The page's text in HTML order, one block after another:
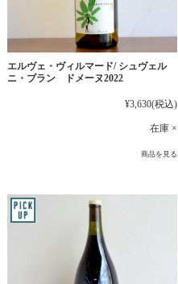
エルヴェ・ヴィルマード/ シュヴェル
ニ・ブラン ドメーヌ2022
¥3,630(税込)
在庫 ×
商品を見る